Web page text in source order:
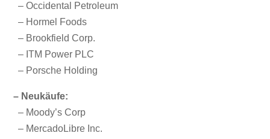
– Occidental Petroleum
– Hormel Foods
– Brookfield Corp.
– ITM Power PLC
– Porsche Holding
– Neukäufe:
– Moody’s Corp
– MercadoLibre Inc.